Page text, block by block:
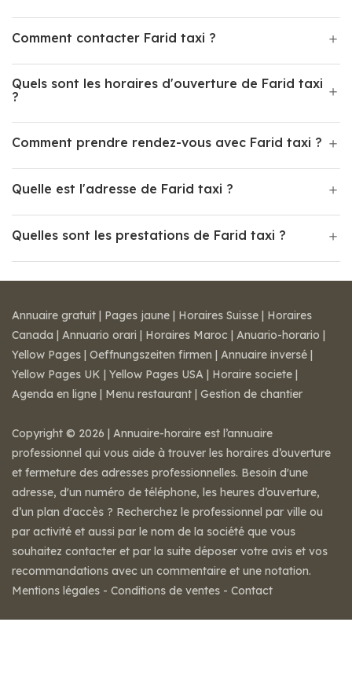
Comment contacter Farid taxi ?
Quels sont les horaires d'ouverture de Farid taxi
?
Comment prendre rendez-vous avec Farid taxi ?
Quelle est l'adresse de Farid taxi ?
Quelles sont les prestations de Farid taxi ?
Annuaire gratuit | Pages jaune | Horaires Suisse | Horaires
Canada | Annuario orari | Horaires Maroc | Anuario-horario |
Yellow Pages | Oeffnungszeiten firmen | Annuaire inversé |
Yellow Pages UK | Yellow Pages USA | Horaire societe |
Agenda en ligne | Menu restaurant | Gestion de chantier
Copyright © 2026 | Annuaire-horaire est l’annuaire
professionnel qui vous aide à trouver les horaires d’ouverture
et fermeture des adresses professionnelles. Besoin d'une
adresse, d'un numéro de téléphone, les heures d’ouverture,
d’un plan d'accès ? Recherchez le professionnel par ville ou
par activité et aussi par le nom de la société que vous
souhaitez contacter et par la suite déposer votre avis et vos
recommandations avec un commentaire et une notation.
Mentions légales - Conditions de ventes - Contact